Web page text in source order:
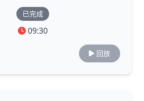
已完成
09:30
回放